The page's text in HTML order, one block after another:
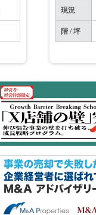
現況
階 / 坪